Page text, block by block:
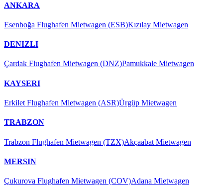
ANKARA
Esenboğa Flughafen Mietwagen (ESB)Kızılay Mietwagen
DENIZLI
Çardak Flughafen Mietwagen (DNZ)Pamukkale Mietwagen
KAYSERI
Erkilet Flughafen Mietwagen (ASR)Ürgüp Mietwagen
TRABZON
Trabzon Flughafen Mietwagen (TZX)Akçaabat Mietwagen
MERSIN
Çukurova Flughafen Mietwagen (COV)Adana Mietwagen